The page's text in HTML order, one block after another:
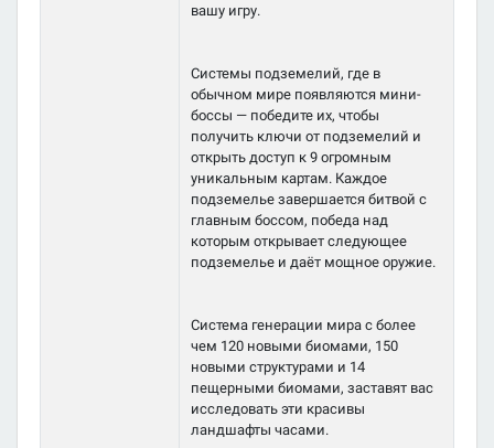
вашу игру.
Системы подземелий, где в
обычном мире появляются мини-
боссы — победите их, чтобы
получить ключи от подземелий и
открыть доступ к 9 огромным
уникальным картам. Каждое
подземелье завершается битвой с
главным боссом, победа над
которым открывает следующее
подземелье и даёт мощное оружие.
Система генерации мира с более
чем 120 новыми биомами, 150
новыми структурами и 14
пещерными биомами, заставят вас
исследовать эти красивы
ландшафты часами.